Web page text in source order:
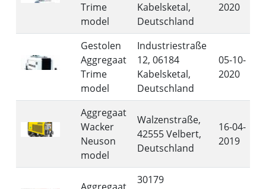
Trime
model
Kabelsketal,
Deutschland
2020
Gestolen
Aggregaat
Trime
model
Industriestraße
12, 06184
Kabelsketal,
Deutschland
05-10-
2020
Aggregaat
Wacker
Neuson
model
Walzenstraße,
42555 Velbert,
Deutschland
16-04-
2019
30179